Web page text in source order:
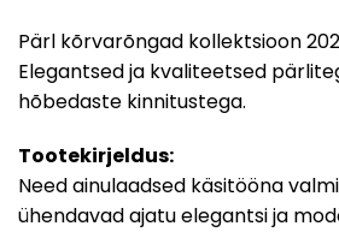
Pärl kõrvarõngad kollektsioon
Elegantsed ja kvaliteetsed
hõbedaste kinnitustega.
Tootekirjeldus:
Need ainulaadsed käsitööna
ühendavad ajatu elegantsi ja